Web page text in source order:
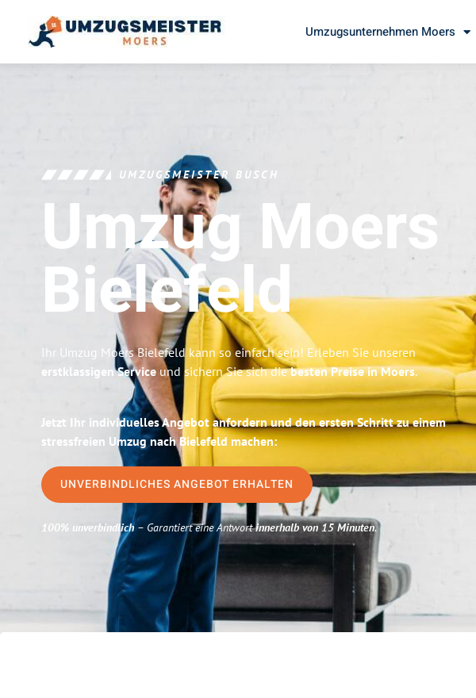
Umzugsunternehmen Moers
UMZUGSMEISTER BUSCH
Umzug Moers
Bielefeld
Ihr Umzug Moers Bielefeld kann so einfach sein! Erleben Sie unseren
erstklassigen Service und sichern Sie sich diebesten Preise in Moers.
Jetzt Ihr individuelles Angebot anfordern und den ersten Schritt zu einem
stressfreien Umzug nach Bielefeld machen:
UNVERBINDLICHES ANGEBOT ERHALTEN
100% unverbindlich– Garantiert eine Antwortinnerhalb von 15 Minuten.